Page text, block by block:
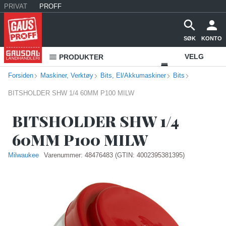
PRIVAT PROFF
SØK KONTO
PRODUKTER VELG
VAREHUS
Forsiden Maskiner, Verktøy Bits, El/Akkumaskiner Bits
BITSHOLDER SHW 1/4 60MM P100 MILW
BITSHOLDER SHW 1/4
60MM P100 MILW
Milwaukee Varenummer: 48476483 (GTIN: 4002395381395)